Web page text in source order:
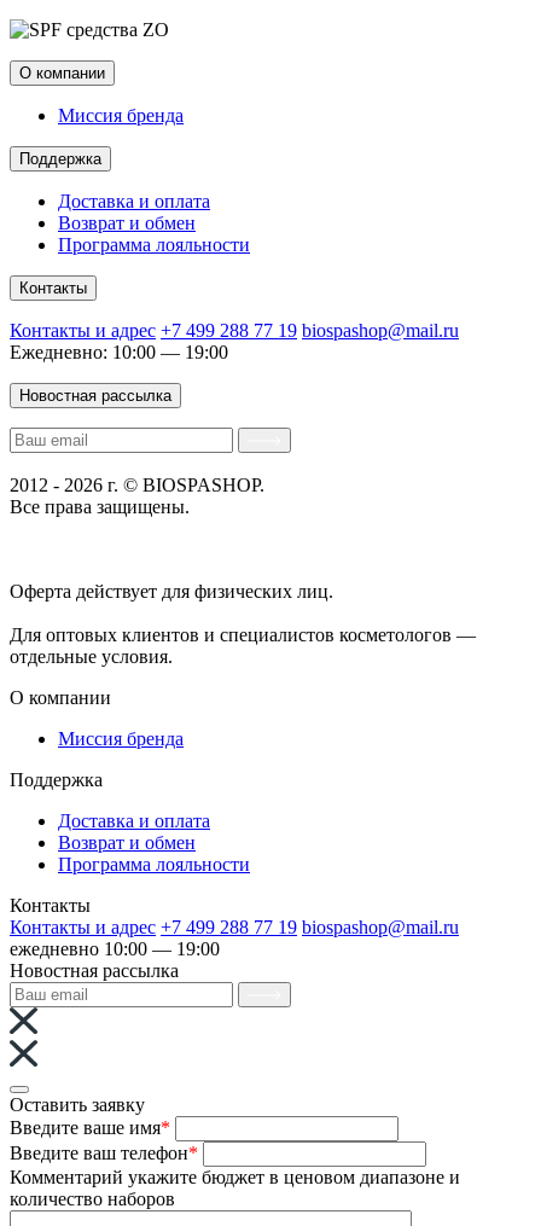
О компании
Миссия бренда
Поддержка
Доставка и оплата
Возврат и обмен
Программа лояльности
Контакты
Контакты и адрес +7 499 288 77 19 biospashop@mail.ru
Ежедневно: 10:00 — 19:00
Новостная рассылка
2012 - 2026 г. © BIOSPASHOP.
Все права защищены.
Оферта действует для физических лиц.
Для оптовых клиентов и специалистов косметологов —
отдельные условия.
О компании
Миссия бренда
Поддержка
Доставка и оплата
Возврат и обмен
Программа лояльности
Контакты
Контакты и адрес +7 499 288 77 19 biospashop@mail.ru
ежедневно 10:00 — 19:00
Новостная рассылка
Оставить заявку
Введите ваше имя*
Введите ваш телефон*
Комментарий укажите бюджет в ценовом диапазоне и
количество наборов